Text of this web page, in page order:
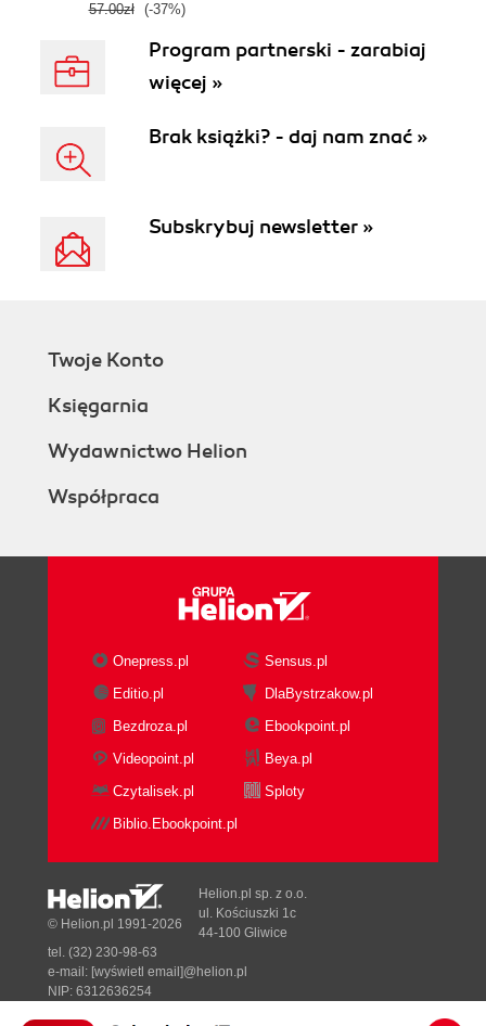
57.00zł (-37%)
Program partnerski - zarabiaj
więcej »
Brak książki? - daj nam znać »
Subskrybuj newsletter »
Twoje Konto
Księgarnia
Wydawnictwo Helion
Współpraca
Onepress.pl
Sensus.pl
Editio.pl
DlaBystrzakow.pl
Bezdroza.pl
Ebookpoint.pl
Videopoint.pl
Beya.pl
Czytalisek.pl
Sploty
Biblio.Ebookpoint.pl
© Helion.pl 1991-2026
Helion.pl sp. z o.o.
ul. Kościuszki 1c
44-100 Gliwice
tel. (32) 230-98-63
e-mail: [wyświetl email]@helion.pl
NIP: 6312636254